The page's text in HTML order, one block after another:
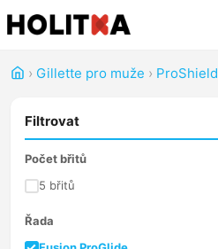
› Gillette pro muže › ProShield
Filtrovat
Počet břitů
5 břitů
Řada